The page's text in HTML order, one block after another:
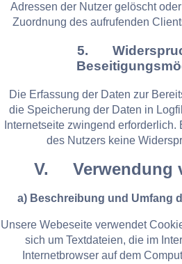
Adressen der Nutzer gelöscht
Zuordnung des aufrufenden
5.
Die Erfassung der Daten zur
die Speicherung der Daten in
Internetseite zwingend
des Nutzers keine
V. Verwendung
a) Beschreibung und Umfang
Unsere Webeseite verwendet
sich um Textdateien, die im
Internetbrowser auf dem